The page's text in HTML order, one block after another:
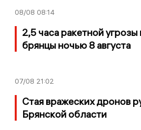
08/08 08:14
2,5 часа ракетной
брянцы ночью 8 августа
07/08 21:02
Стая вражеских дронов
Брянской области